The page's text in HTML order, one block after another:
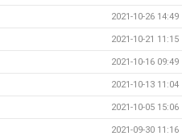
2021-10-26 14:49
2021-10-21 11:15
2021-10-16 09:49
2021-10-13 11:04
2021-10-05 15:06
2021-09-30 11:16